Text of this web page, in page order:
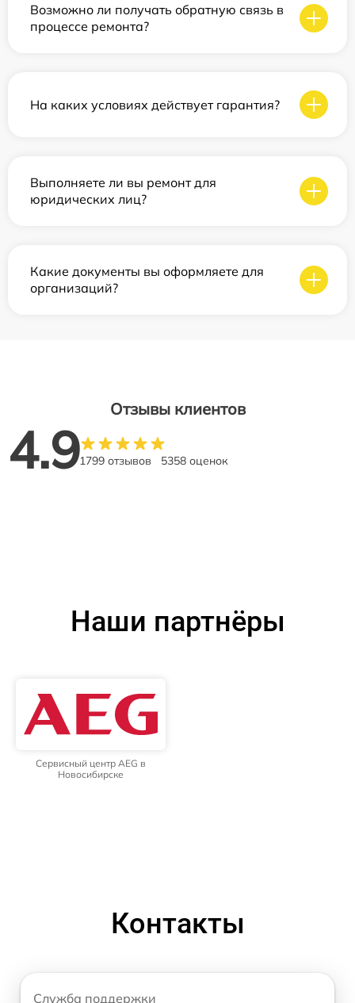
Возможно ли получать обратную связь в
процессе ремонта?
На каких условиях действует гарантия?
Выполняете ли вы ремонт для
юридических лиц?
Какие документы вы оформляете для
организаций?
Отзывы клиентов
4.91799 отзывов 5358 оценок
Наши партнёры
Сервисный центр AEG в
Новосибирске
Контакты
Служба поддержки